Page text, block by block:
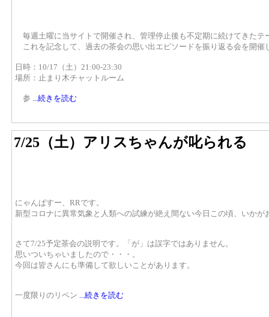
毎週土曜に当サイトで開催され、管理停止後も不定期に続けてきた
これを記念して、過去の茶会の思い出エピソードを振り返る会を開催
日時：10/17（土）21:00-23:30
場所：止まり木チャットルーム
参 ...続きを読む
7/25（土）アリスちゃんが叱られる
にゃんぱすー、RRです。
新型コロナに異常気象と人類への試練が絶え間ない今日この頃、いかが
さて7/25予定茶会の説明です。「が」は誤字ではありません。
思いついちゃいましたので・・・。
今回は皆さんにも準備して欲しいことがあります。
一度限りのリベン ...続きを読む